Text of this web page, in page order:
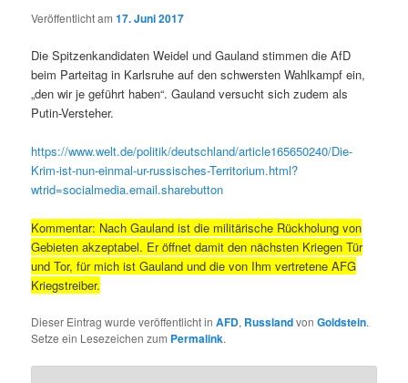
Veröffentlicht am17. Juni 2017
Die Spitzenkandidaten Weidel und Gauland stimmen die AfD
beim Parteitag in Karlsruhe auf den schwersten Wahlkampf ein,
„den wir je geführt haben“. Gauland versucht sich zudem als
Putin-Versteher.
https://www.welt.de/politik/deutschland/article165650240/Die-
Krim-ist-nun-einmal-ur-russisches-Territorium.html?
wtrid=socialmedia.email.sharebutton
Kommentar: Nach Gauland ist die militärische Rückholung von
Gebieten akzeptabel. Er öffnet damit den nächsten Kriegen Tür
und Tor, für mich ist Gauland und die von Ihm vertretene AFG
Kriegstreiber.
Dieser Eintrag wurde veröffentlicht inAFD, RusslandvonGoldstein.
Setze ein Lesezeichen zum Permalink.